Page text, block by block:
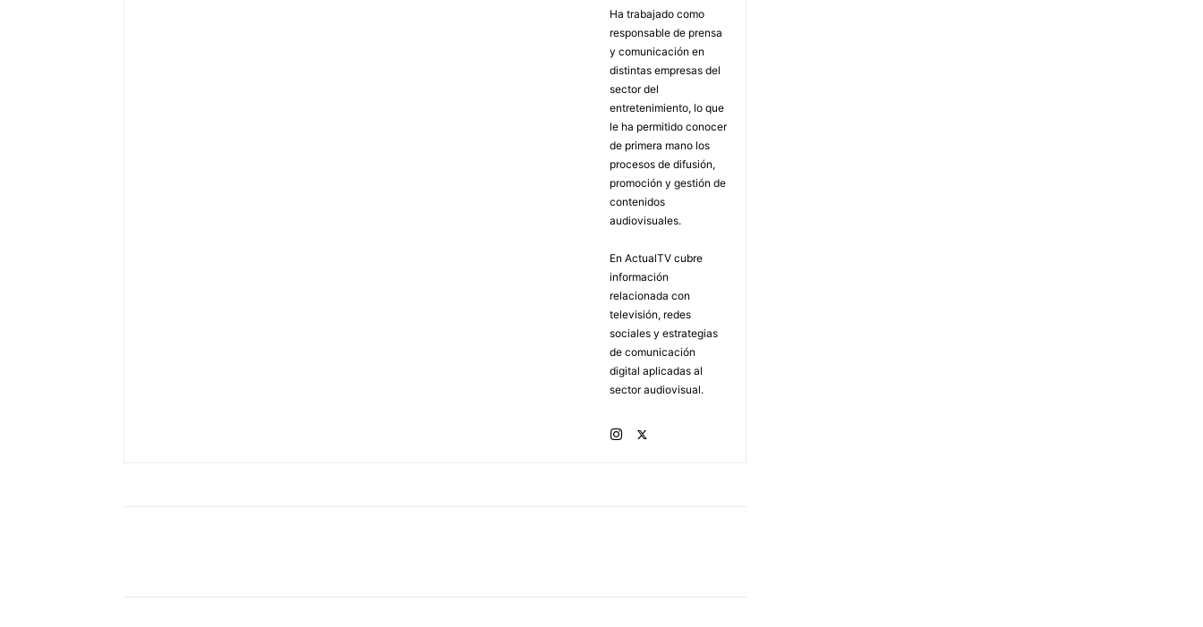
Ha trabajado como
responsable de prensa
y comunicación en
distintas empresas del
sector del
entretenimiento, lo que
le ha permitido conocer
de primera mano los
procesos de difusión,
promoción y gestión de
contenidos
audiovisuales.
En ActualTV cubre
información
relacionada con
televisión, redes
sociales y estrategias
de comunicación
digital aplicadas al
sector audiovisual.